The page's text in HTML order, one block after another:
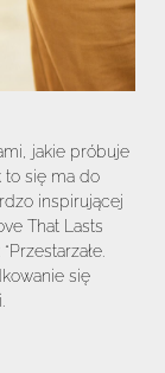
jakie próbuje
to się ma do
inspirującej
That Lasts
się